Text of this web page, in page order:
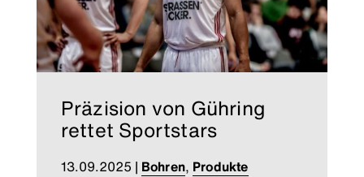
Präzision von Gühring
rettet Sportstars
13.09.2025 | Bohren, Produkte